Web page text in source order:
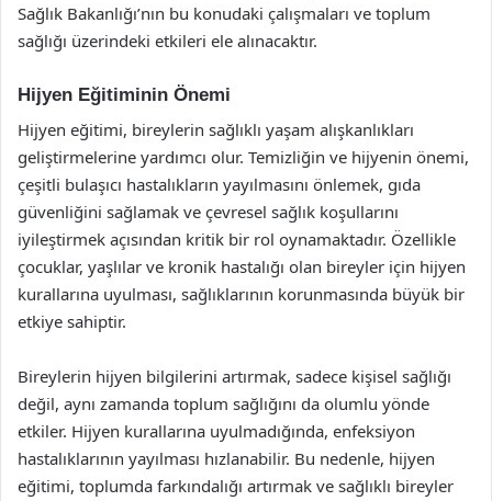
Sağlık Bakanlığı’nın bu konudaki çalışmaları ve toplum
sağlığı üzerindeki etkileri ele alınacaktır.
Hijyen Eğitiminin Önemi
Hijyen eğitimi, bireylerin sağlıklı yaşam alışkanlıkları
geliştirmelerine yardımcı olur. Temizliğin ve hijyenin önemi,
çeşitli bulaşıcı hastalıkların yayılmasını önlemek, gıda
güvenliğini sağlamak ve çevresel sağlık koşullarını
iyileştirmek açısından kritik bir rol oynamaktadır. Özellikle
çocuklar, yaşlılar ve kronik hastalığı olan bireyler için hijyen
kurallarına uyulması, sağlıklarının korunmasında büyük bir
etkiye sahiptir.
Bireylerin hijyen bilgilerini artırmak, sadece kişisel sağlığı
değil, aynı zamanda toplum sağlığını da olumlu yönde
etkiler. Hijyen kurallarına uyulmadığında, enfeksiyon
hastalıklarının yayılması hızlanabilir. Bu nedenle, hijyen
eğitimi, toplumda farkındalığı artırmak ve sağlıklı bireyler